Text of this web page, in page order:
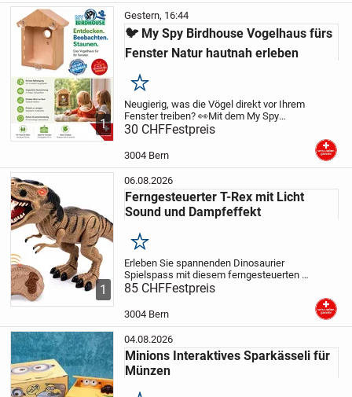
1
Gestern, 16:44
🐦 My Spy Birdhouse Vogelhaus fürs
Fenster Natur hautnah erleben
Merken
Neugierig, was die Vögel direkt vor Ihrem
Fenster treiben? 👀Mit dem My Spy
Birdhouse erleben Sie die faszinierende
Welt der Wildvögel aus nächster Nähe.
Beobachten Sie den Nestbau, das Brüten
30 CHFFestpreis
3004 Bern
1
06.08.2026
Ferngesteuerter T-Rex mit Licht
Sound und Dampfeffekt
Merken
Erleben Sie spannenden Dinosaurier
Spielspass mit diesem ferngesteuerten T-
Rex. Der Dino begeistert mit realistischen
Soundeffekten, leuchtenden Augen und
Maul sowie einer integrierten
85 CHFFestpreis
3004 Bern
04.08.2026
Minions Interaktives Sparkässeli für
Münzen